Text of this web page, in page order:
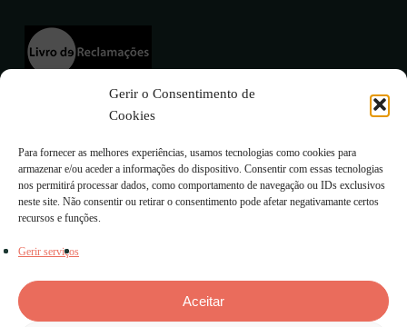
Gerir o Consentimento de
Cookies
Para fornecer as melhores experiências, usamos tecnologias como cookies para
armazenar e/ou aceder a informações do dispositivo. Consentir com essas tecnologias
nos permitirá processar dados, como comportamento de navegação ou IDs exclusivos
neste site. Não consentir ou retirar o consentimento pode afetar negativamante certos
recursos e funções.
Gerir serviços
Aceitar
Impacto
Rede
Sobre Nós
Transparência
Política de Cookies